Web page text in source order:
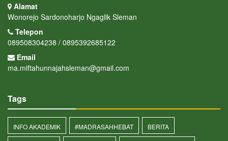
Alamat
Wonorejo Sardonoharjo Ngaglik Sleman
Telepon
089508304238 / 0895392685122
Email
ma.miftahunnajahsleman@gmail.com
Tags
INFO AKADEMIK #MADRASAHHEBAT BERITA